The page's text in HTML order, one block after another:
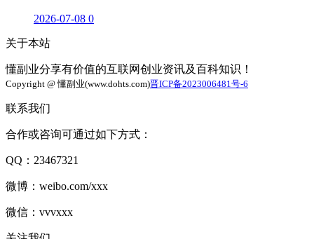
2026-07-08 0
关于本站
懂副业分享有价值的互联网创业资讯及百科知识！
Copyright @ 懂副业(www.dohts.com)晋ICP备2023006481号-6
联系我们
合作或咨询可通过如下方式：
QQ：23467321
微博：weibo.com/xxx
微信：vvvxxx